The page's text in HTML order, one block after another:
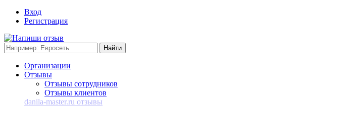
Вход
Регистрация
Организации
Отзывы
Отзывы сотрудников
Отзывы клиентов
danila-master.ru отзывы